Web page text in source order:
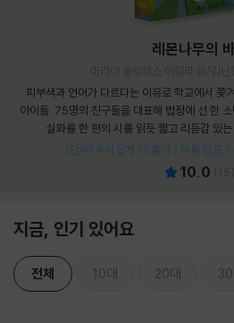
레몬나무의
피부색과 언어가 다르다는 이유로 학교에서 쫓
아이들. 75명의 친구들을 대표해 법정에 선 한
실화를 한 편의 시를 읽듯 짧고 리듬감 있
[단독] 독서집게 / L홀더 / 여름 담요 /
10.0
지금, 인기 있어요
전체 10대 20대